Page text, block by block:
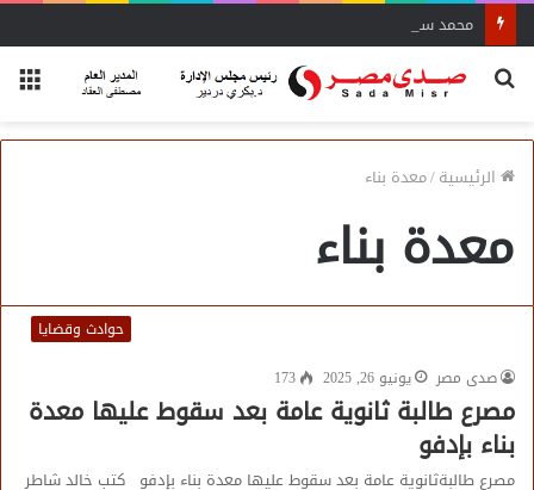
محمد سعده: تيسيرات وزير الصناعة تنقذ المشروعات المتعثرة
بحث
الرئيسية/معدة بناء
معدة بناء
حوادث وقضايا
صدى مصر
يونيو 26, 2025 173
مصرع طالبة ثانوية عامة بعد سقوط عليها معدة
بناء بإدفو
مصرع طالبةثانوية عامة بعد سقوط عليها معدة بناء بإدفو كتب خالد شاطر